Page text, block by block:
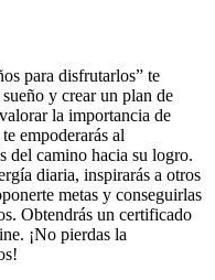
para disfrutarlos” te
y crear un plan de
la importancia de
empoderarás al
del camino hacia su logro.
diaria, inspirarás a otros
metas y conseguirlas
Obtendrás un certificado
¡No pierdas la